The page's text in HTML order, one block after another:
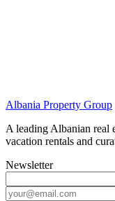
Albania Property Group
A leading Albanian real
vacation rentals and
Newsletter